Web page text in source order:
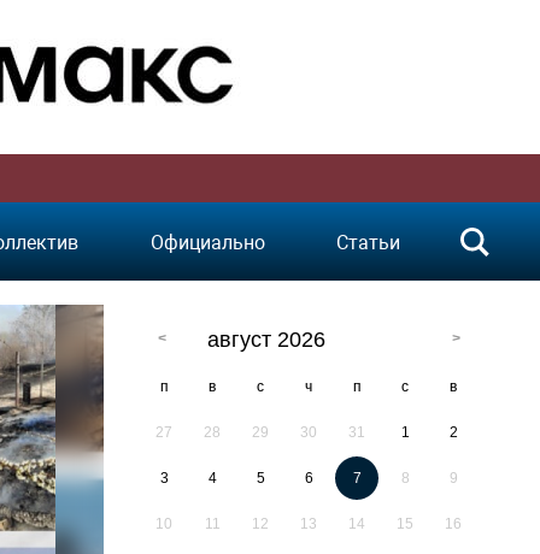
Официально Статьи
август 2026
п в с ч п с в
27 28 29 30 31 1 2
3 4 5 6 7 8 9
10 11 12 13 14 15 16